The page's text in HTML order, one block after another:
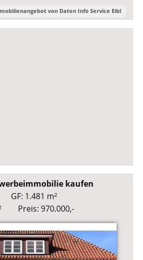
von Daten Info Service Eibl
kaufen
GF: 1.481 m²
Preis: 970.000,-